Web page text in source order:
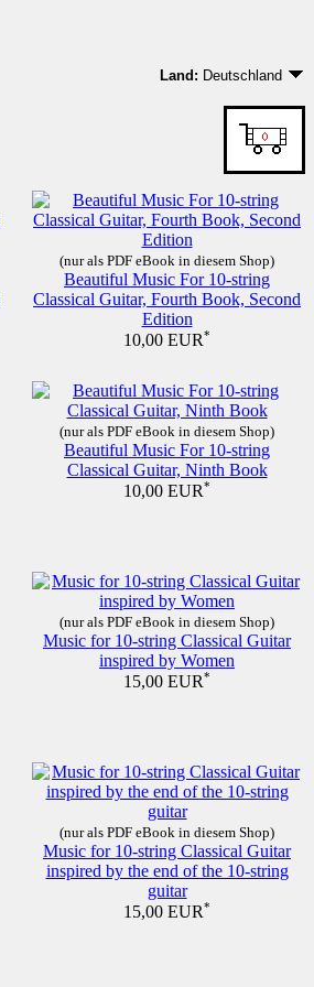
Land: Deutschland
EU-Land außer
Nicht-EU-Land
(nur als PDF eBook in diesem Shop)
Beautiful Music For 10-string
Classical Guitar, Fourth Book, Second
Edition
10,00 EUR*
(nur als PDF eBook in diesem Shop)
Beautiful Music For 10-string
Classical Guitar, Ninth Book
10,00 EUR*
(nur als PDF eBook in diesem Shop)
Music for 10-string Classical Guitar
inspired by Women
15,00 EUR*
(nur als PDF eBook in diesem Shop)
Music for 10-string Classical Guitar
inspired by the end of the 10-string
guitar
15,00 EUR*